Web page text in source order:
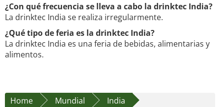
¿Con qué frecuencia se lleva a cabo la drinktec India?
La drinktec India se realiza irregularmente.
¿Qué tipo de feria es la drinktec India?
La drinktec India es una feria de bebidas, alimentarias y
alimentos.
Home Mundial
India